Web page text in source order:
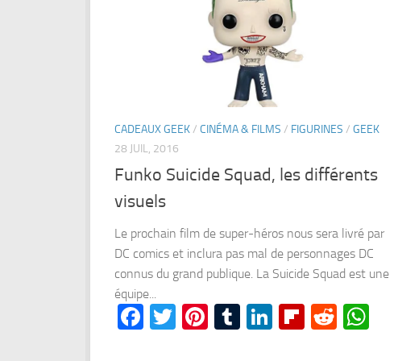
CADEAUX GEEK/ CINÉMA & FILMS / FIGURINES / GEEK
28 JUIL, 2016
Funko Suicide Squad, les différents
visuels
Le prochain film de super-héros nous sera livré par
DC comics et inclura pas mal de personnages DC
connus du grand publique. La Suicide Squad est une
équipe...
Facebook
Twitter
Pinterest
Tumblr
LinkedIn
Flipboard
Reddit